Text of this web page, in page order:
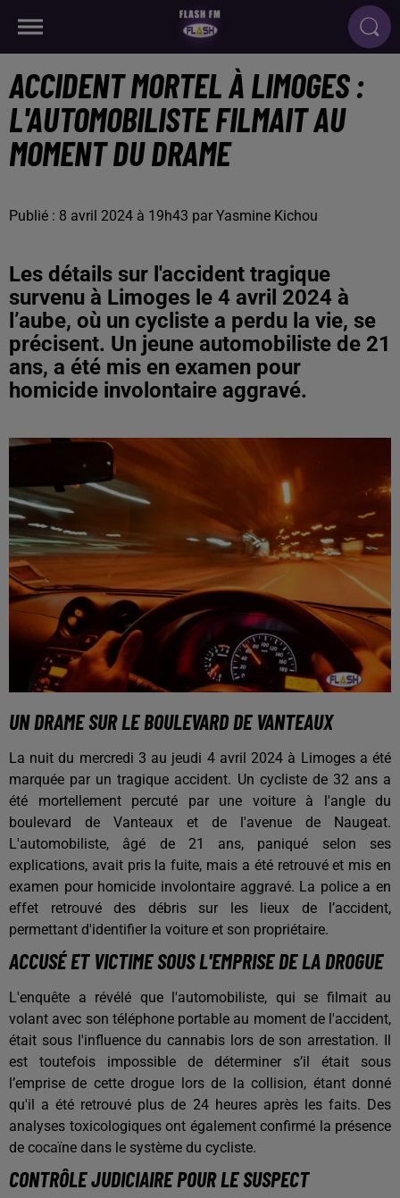
ACCIDENT MORTEL À LIMOGES :
L'AUTOMOBILISTE FILMAIT AU
MOMENT DU DRAME
Publié : 8 avril 2024 à 19h43 par Yasmine Kichou
Les détails sur l'accident tragique
survenu à Limoges le 4 avril 2024 à
l’aube, où un cycliste a perdu la vie, se
précisent. Un jeune automobiliste de 21
ans, a été mis en examen pour
homicide involontaire aggravé.
UN DRAME SUR LE BOULEVARD DE VANTEAUX
La nuit du mercredi 3 au jeudi 4 avril 2024 à Limoges a été
marquée par un tragique accident. Un cycliste de 32 ans a
été mortellement percuté par une voiture à l'angle du
boulevard de Vanteaux et de l'avenue de Naugeat.
L'automobiliste, âgé de 21 ans, paniqué selon ses
explications, avait pris la fuite, mais a été retrouvé et mis en
examen pour homicide involontaire aggravé. La police a en
effet retrouvé des débris sur les lieux de l’accident,
permettant d'identifier la voiture et son propriétaire.
ACCUSÉ ET VICTIME SOUS L'EMPRISE DE LA DROGUE
L'enquête a révélé que l'automobiliste, qui se filmait au
volant avec son téléphone portable au moment de l'accident,
était sous l'influence du cannabis lors de son arrestation. Il
est toutefois impossible de déterminer s’il était sous
l’emprise de cette drogue lors de la collision, étant donné
qu'il a été retrouvé plus de 24 heures après les faits. Des
analyses toxicologiques ont également confirmé la présence
de cocaïne dans le système du cycliste.
CONTRÔLE JUDICIAIRE POUR LE SUSPECT